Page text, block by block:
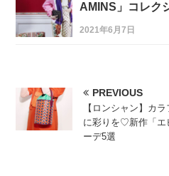
AMINS」コレク
2021年6月7日
PREVIOUS
【ロンシャン】カ
に彩りを♡新作「エ
ーデ5選